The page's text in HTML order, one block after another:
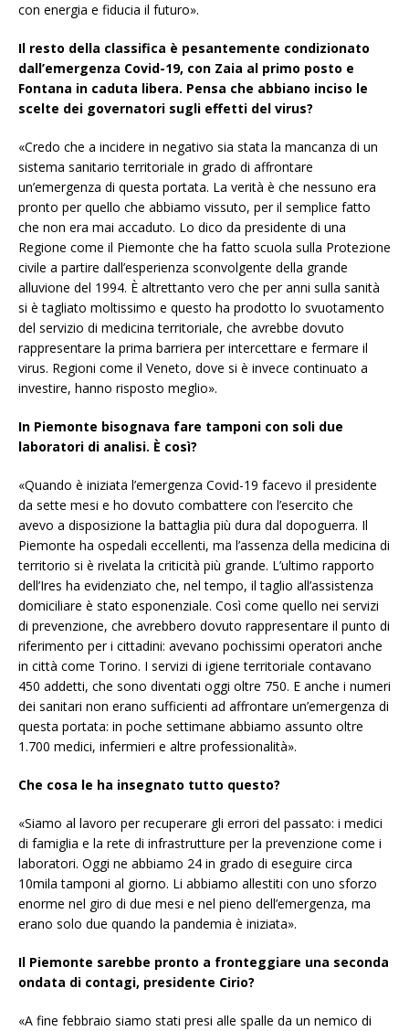
con energia e fiducia il futuro».
Il resto della classifica è pesantemente condizionato
dall’emergenza Covid-19, con Zaia al primo posto e
Fontana in caduta libera. Pensa che abbiano inciso le
scelte dei governatori sugli effetti del virus?
«Credo che a incidere in negativo sia stata la mancanza di un
sistema sanitario territoriale in grado di affrontare
un’emergenza di questa portata. La verità è che nessuno era
pronto per quello che abbiamo vissuto, per il semplice fatto
che non era mai accaduto. Lo dico da presidente di una
Regione come il Piemonte che ha fatto scuola sulla Protezione
civile a partire dall’esperienza sconvolgente della grande
alluvione del 1994. È altrettanto vero che per anni sulla sanità
si è tagliato moltissimo e questo ha prodotto lo svuotamento
del servizio di medicina territoriale, che avrebbe dovuto
rappresentare la prima barriera per intercettare e fermare il
virus. Regioni come il Veneto, dove si è invece continuato a
investire, hanno risposto meglio».
In Piemonte bisognava fare tamponi con soli due
laboratori di analisi. È così?
«Quando è iniziata l’emergenza Covid-19 facevo il presidente
da sette mesi e ho dovuto combattere con l’esercito che
avevo a disposizione la battaglia più dura dal dopoguerra. Il
Piemonte ha ospedali eccellenti, ma l’assenza della medicina di
territorio si è rivelata la criticità più grande. L’ultimo rapporto
dell’Ires ha evidenziato che, nel tempo, il taglio all’assistenza
domiciliare è stato esponenziale. Così come quello nei servizi
di prevenzione, che avrebbero dovuto rappresentare il punto di
riferimento per i cittadini: avevano pochissimi operatori anche
in città come Torino. I servizi di igiene territoriale contavano
450 addetti, che sono diventati oggi oltre 750. E anche i numeri
dei sanitari non erano sufficienti ad affrontare un’emergenza di
questa portata: in poche settimane abbiamo assunto oltre
1.700 medici, infermieri e altre professionalità».
Che cosa le ha insegnato tutto questo?
«Siamo al lavoro per recuperare gli errori del passato: i medici
di famiglia e la rete di infrastrutture per la prevenzione come i
laboratori. Oggi ne abbiamo 24 in grado di eseguire circa
10mila tamponi al giorno. Li abbiamo allestiti con uno sforzo
enorme nel giro di due mesi e nel pieno dell’emergenza, ma
erano solo due quando la pandemia è iniziata».
Il Piemonte sarebbe pronto a fronteggiare una seconda
ondata di contagi, presidente Cirio?
«A fine febbraio siamo stati presi alle spalle da un nemico di